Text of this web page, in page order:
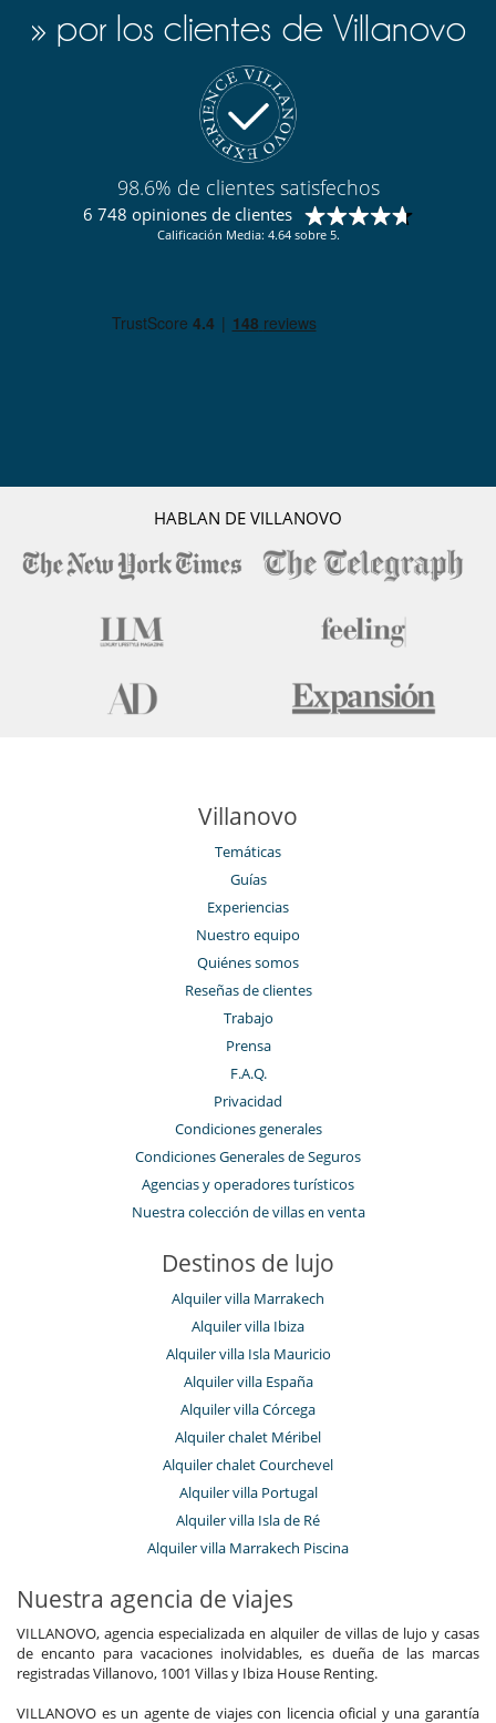
» por los clientes de Villanovo
98.6% de clientes satisfechos
6 748 opiniones de clientes
Calificación Media: 4.64 sobre 5.
HABLAN DE VILLANOVO
Villanovo
Temáticas
Guías
Experiencias
Nuestro equipo
Quiénes somos
Reseñas de clientes
Trabajo
Prensa
F.A.Q.
Privacidad
Condiciones generales
Condiciones Generales de Seguros
Agencias y operadores turísticos
Nuestra colección de villas en venta
Destinos de lujo
Alquiler villa Marrakech
Alquiler villa Ibiza
Alquiler villa Isla Mauricio
Alquiler villa España
Alquiler villa Córcega
Alquiler chalet Méribel
Alquiler chalet Courchevel
Alquiler villa Portugal
Alquiler villa Isla de Ré
Alquiler villa Marrakech Piscina
Nuestra agencia de viajes
VILLANOVO, agencia especializada en alquiler de villas de lujo y casas
de encanto para vacaciones inolvidables, es dueña de las marcas
registradas Villanovo, 1001 Villas y Ibiza House Renting.
VILLANOVO es un agente de viajes con licencia oficial y una garantía